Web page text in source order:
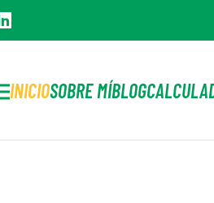
INICIOSOBRE MÍBLOG